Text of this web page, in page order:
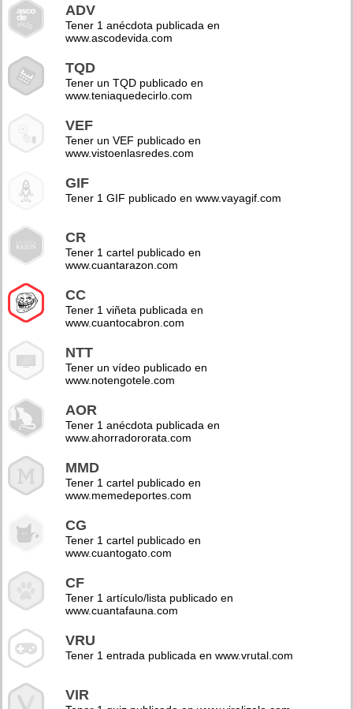
ADV
Tener 1 anécdota publicada en
www.ascodevida.com
TQD
Tener un TQD publicado en
www.teniaquedecirlo.com
VEF
Tener un VEF publicado en
www.vistoenlasredes.com
GIF
Tener 1 GIF publicado en www.vayagif.com
CR
Tener 1 cartel publicado en
www.cuantarazon.com
CC
Tener 1 viñeta publicada en
www.cuantocabron.com
NTT
Tener un vídeo publicado en
www.notengotele.com
AOR
Tener 1 anécdota publicada en
www.ahorradororata.com
MMD
Tener 1 cartel publicado en
www.memedeportes.com
CG
Tener 1 cartel publicado en
www.cuantogato.com
CF
Tener 1 artículo/lista publicado en
www.cuantafauna.com
VRU
Tener 1 entrada publicada en www.vrutal.com
VIR